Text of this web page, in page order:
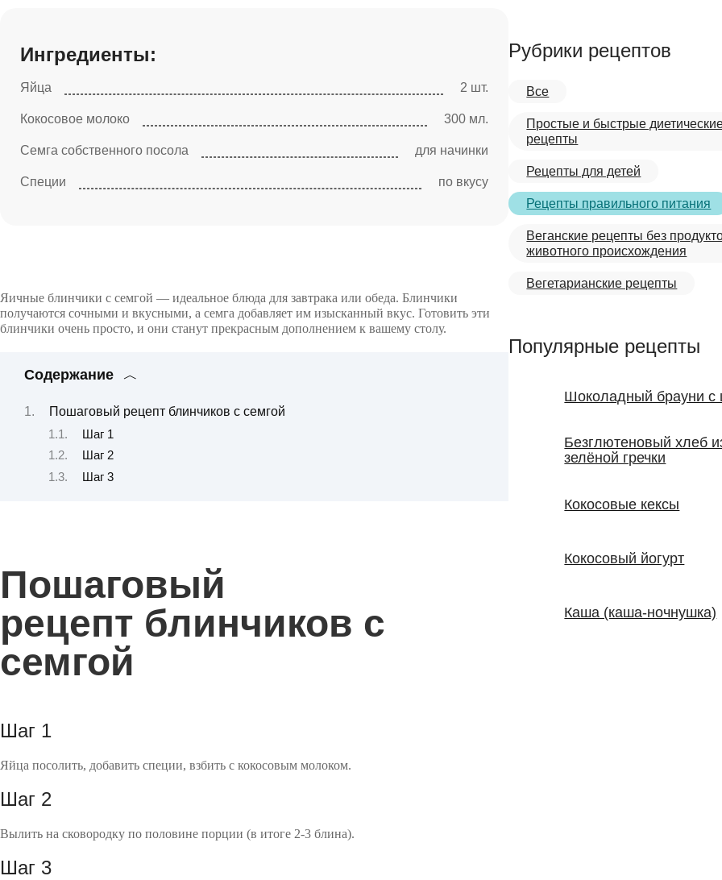
Ингредиенты:
Яйца 2 шт.
Кокосовое молоко 300 мл.
Семга собственного посола для начинки
Специи по вкусу
Яичные блинчики с семгой — идеальное блюда для завтрака или обеда. Блинчики
получаются сочными и вкусными, а семга добавляет им изысканный вкус. Готовить эти
блинчики очень просто, и они станут прекрасным дополнением к вашему столу.
Содержание
Пошаговый рецепт блинчиков с семгой
Шаг 1
Шаг 2
Шаг 3
Пошаговый
рецепт блинчиков с
семгой
Шаг 1
Яйца посолить, добавить специи, взбить с кокосовым молоком.
Шаг 2
Вылить на сковородку по половине порции (в итоге 2-3 блина).
Шаг 3
Рубрики рецептов
Все
Простые и быстрые
рецепты
Рецепты для детей
Рецепты правильного питания
Веганские рецепты без
животного происхождения
Вегетарианские рецепты
Популярные рецепты
Шоколадный брауни с
Безглютеновый хлеб
зелёной гречки
Кокосовые кексы
Кокосовый йогурт
Каша (каша-ночнушка)